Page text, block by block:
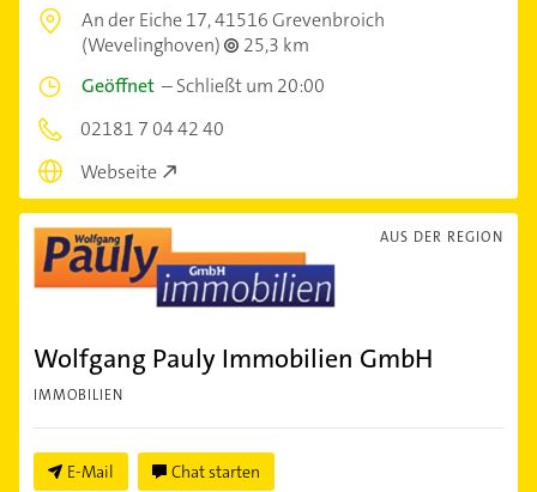
An der Eiche 17,41516 Grevenbroich
(Wevelinghoven)
25,3 km
Geöffnet –Schließt um 20:00
02181 7 04 42 40
Webseite
AUS DER REGION
Wolfgang Pauly Immobilien GmbH
IMMOBILIEN
E-Mail Chat starten